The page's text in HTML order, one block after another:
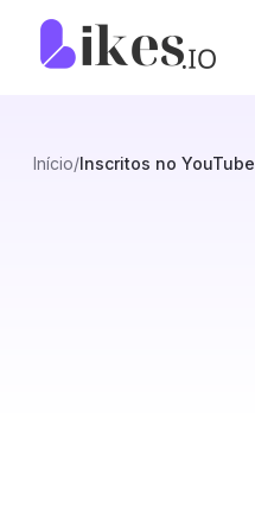
Pular para o conteúdo
Início/Inscritos no YouTube